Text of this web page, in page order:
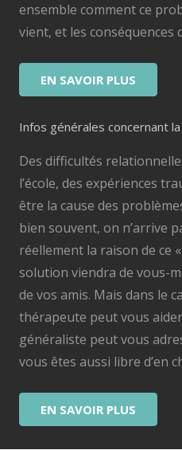
ensemble comment ce
vient, et les conséquences
EN SAVOIR PLUS
Infos générales concernant
Des difficultés
l’école, des expériences
être la cause des
bien souvent, on n’arrive
réellement la raison de ce
solution viendra de vous-
de vos amis. Mais dans le
thérapeute peut vous
généraliste peut vous
vous êtes aussi libre d’en
EN SAVOIR PLUS